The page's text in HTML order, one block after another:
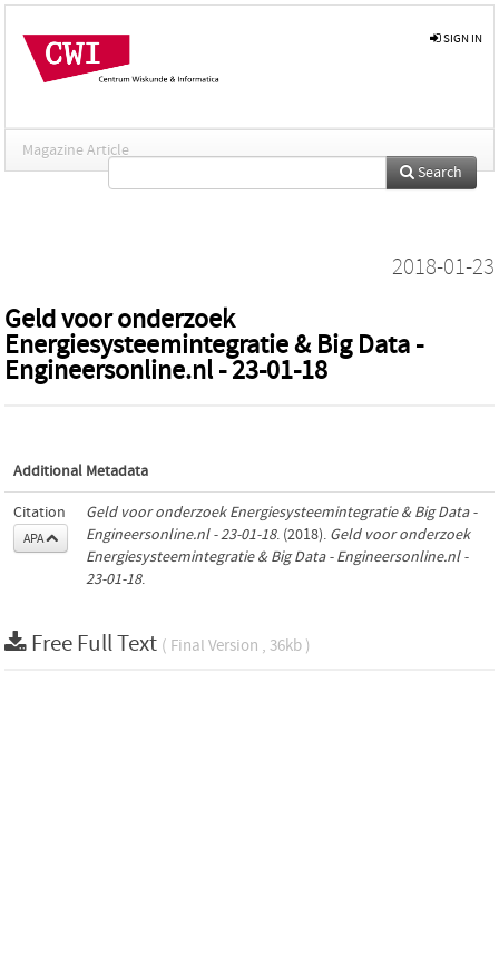
SIGN IN
Magazine Article
Search
2018-01-23
Geld voor onderzoek
Energiesysteemintegratie & Big Data -
Engineersonline.nl - 23-01-18
Additional Metadata
Citation
APA
Geld voor onderzoek Energiesysteemintegratie & Big Data -
Engineersonline.nl - 23-01-18. (2018). Geld voor onderzoek
Energiesysteemintegratie & Big Data - Engineersonline.nl -
23-01-18.
Free Full Text ( Final Version , 36kb )